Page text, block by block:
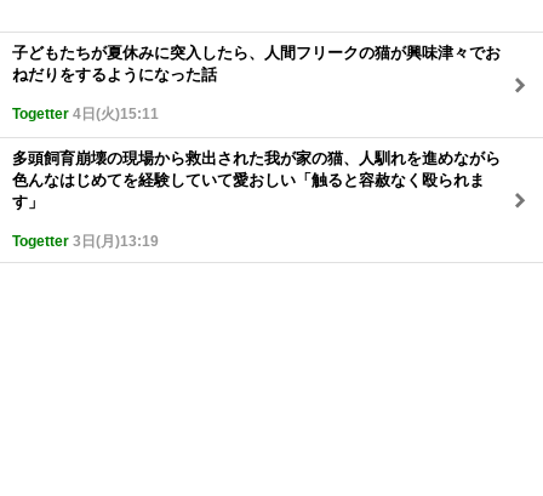
子どもたちが夏休みに突入したら、人間フリークの猫が興味津々でお
ねだりをするようになった話
Togetter 4日(火)15:11
多頭飼育崩壊の現場から救出された我が家の猫、人馴れを進めながら
色んなはじめてを経験していて愛おしい「触ると容赦なく殴られま
す」
Togetter 3日(月)13:19